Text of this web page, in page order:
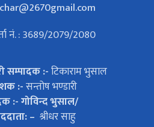
नं. : 3689/2079/2080
सम्पादक :-टिकाराम भुसाल
:-सन्तोष भण्डारी
:- गोविन्द भुसाल/
– श्रीधर साहु